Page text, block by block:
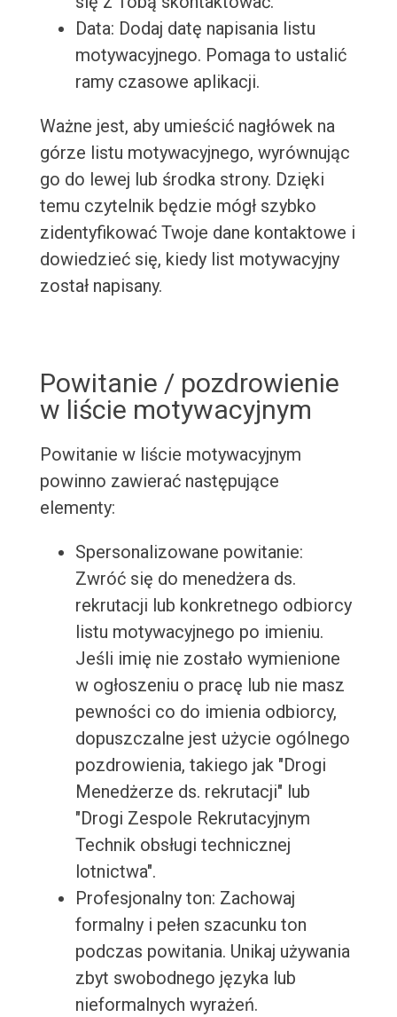
Data: Dodaj datę napisania listu
motywacyjnego. Pomaga to ustalić
ramy czasowe aplikacji.
Ważne jest, aby umieścić nagłówek na
górze listu motywacyjnego, wyrównując
go do lewej lub środka strony. Dzięki
temu czytelnik będzie mógł szybko
zidentyfikować Twoje dane kontaktowe i
dowiedzieć się, kiedy list motywacyjny
został napisany.
Powitanie / pozdrowienie
w liście motywacyjnym
Powitanie w liście motywacyjnym
powinno zawierać następujące
elementy:
Spersonalizowane powitanie:
Zwróć się do menedżera ds.
rekrutacji lub konkretnego odbiorcy
listu motywacyjnego po imieniu.
Jeśli imię nie zostało wymienione
w ogłoszeniu o pracę lub nie masz
pewności co do imienia odbiorcy,
dopuszczalne jest użycie ogólnego
pozdrowienia, takiego jak "Drogi
Menedżerze ds. rekrutacji" lub
"Drogi Zespole Rekrutacyjnym
Technik obsługi technicznej
lotnictwa".
Profesjonalny ton: Zachowaj
formalny i pełen szacunku ton
podczas powitania. Unikaj używania
zbyt swobodnego języka lub
nieformalnych wyrażeń.